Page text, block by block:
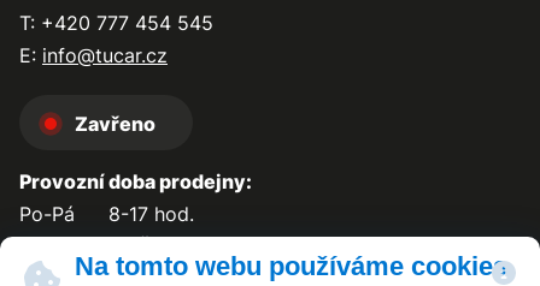
Na tomto webu používáme cookies
T: +420 777 454 545
E: info@tucar.cz
Zavřeno
Provozní doba prodejny:
Po-Pá
8-17 hod.
So-Ne
zavřeno